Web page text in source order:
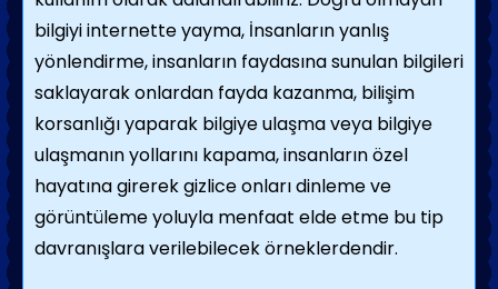
bilgiyi internette yayma, İnsanların yanlış
yönlendirme, insanların faydasına sunulan bilgileri
saklayarak onlardan fayda kazanma, bilişim
korsanlığı yaparak bilgiye ulaşma veya bilgiye
ulaşmanın yollarını kapama, insanların özel
hayatına girerek gizlice onları dinleme ve
görüntüleme yoluyla menfaat elde etme bu tip
davranışlara verilebilecek örneklerdendir.